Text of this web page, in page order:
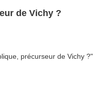
de Vichy ?